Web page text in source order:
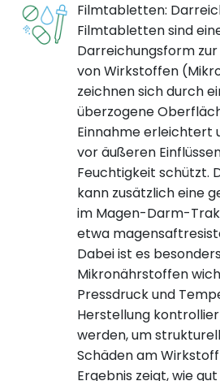
Filmtabletten:
Filmtabletten sind
Darreichungsform
von Wirkstoffen
zeichnen sich durch
überzogene
Einnahme erleichtert
vor äußeren
Feuchtigkeit schützt.
kann zusätzlich eine
im Magen-Darm-
etwa
Dabei ist es
Mikronährstoffen
Pressdruck und
Herstellung
werden, um
Schäden am
Ergebnis zeigt, wie